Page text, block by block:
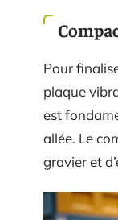
Pour
plaque
est
allée. Le
gravier et